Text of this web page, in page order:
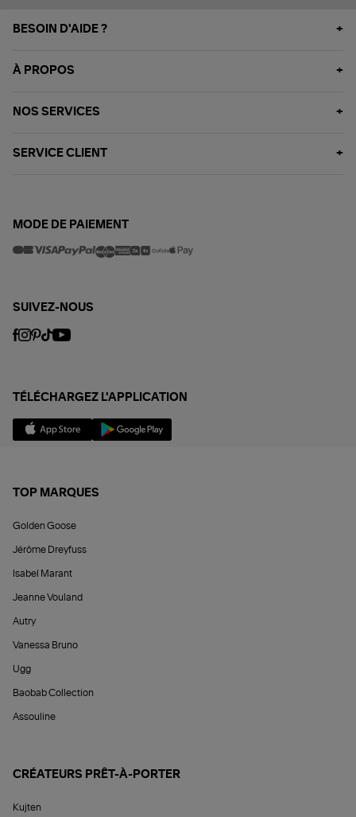
BESOIN D'AIDE ?
À PROPOS
NOS SERVICES
SERVICE CLIENT
MODE DE PAIEMENT
SUIVEZ-NOUS
TÉLÉCHARGEZ L'APPLICATION
TOP MARQUES
Golden Goose
Jérôme Dreyfuss
Isabel Marant
Jeanne Vouland
Autry
Vanessa Bruno
Ugg
Baobab Collection
Assouline
CRÉATEURS PRÊT-À-PORTER
Kujten